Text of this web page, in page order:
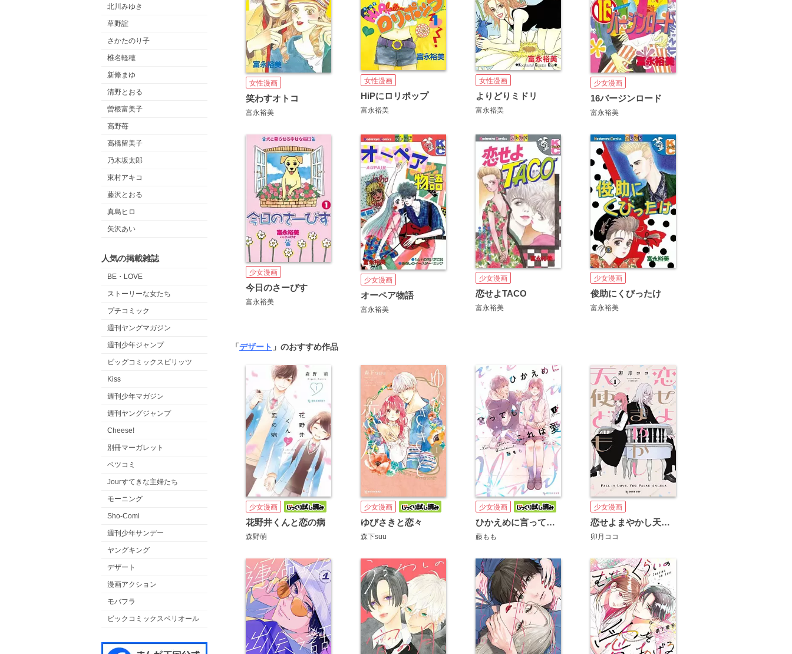
北川みゆき
草野誼
さかたのり子
椎名軽穂
新條まゆ
清野とおる
曽根富美子
高野苺
高橋留美子
乃木坂太郎
東村アキコ
藤沢とおる
真島ヒロ
矢沢あい
人気の掲載雑誌
BE・LOVE
ストーリーな女たち
プチコミック
週刊ヤングマガジン
週刊少年ジャンプ
ビッグコミックスピリッツ
Kiss
週刊少年マガジン
週刊ヤングジャンプ
Cheese!
別冊マーガレット
ベツコミ
Jourすてきな主婦たち
モーニング
Sho-Comi
週刊少年サンデー
ヤングキング
デザート
漫画アクション
モバフラ
ビックコミックスペリオール
女性漫画
笑わすオトコ
富永裕美
女性漫画
HiPにロリポップ
富永裕美
女性漫画
よりどりミドリ
富永裕美
少女漫画
16バージンロード
富永裕美
少女漫画
今日のさーびす
富永裕美
少女漫画
オーペア物語
富永裕美
少女漫画
恋せよTACO
富永裕美
少女漫画
俊助にくびったけ
富永裕美
「デザート 」のおすすめ作品
少女漫画
花野井くんと恋の病
森野萌
少女漫画
ゆびさきと恋々
森下suu
少女漫画
ひかえめに言っても、これは愛
藤もも
少女漫画
恋せよまやかし天使ども
卯月ココ